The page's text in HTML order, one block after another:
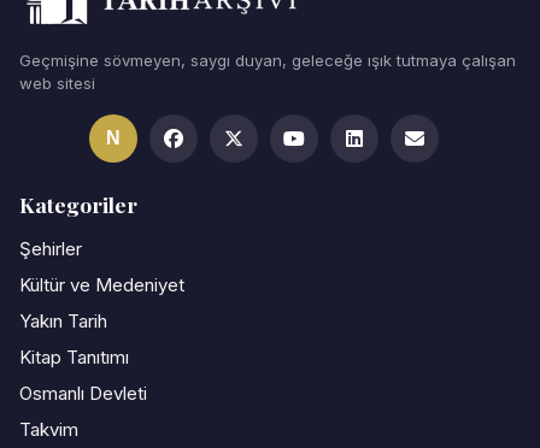
Geçmişine sövmeyen, saygı duyan, geleceğe ışık tutmaya çalışan
web sitesi
N
Kategoriler
Şehirler
Kültür ve Medeniyet
Yakın Tarih
Kitap Tanıtımı
Osmanlı Devleti
Takvim